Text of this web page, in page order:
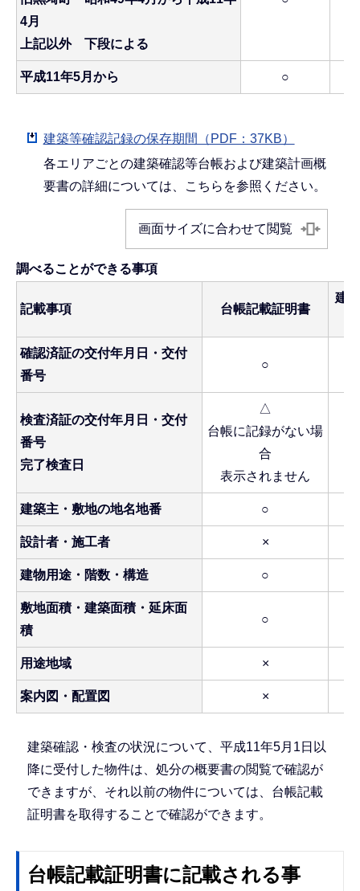
4月
上記以外 下段による
平成11年5月から ○
建築等確認記録の保存期間（PDF：37KB）
各エリアごとの建築確認等台帳および建築計画概
要書の詳細については、こちらを参照ください。
画面サイズに合わせて閲覧
調べることができる事項
記載事項 台帳記載証明書
建
確認済証の交付年月日・交付
番号
○
検査済証の交付年月日・交付
番号
完了検査日
△
台帳に記録がない場
合
表示されません
建築主・敷地の地名地番 ○
設計者・施工者 ×
建物用途・階数・構造 ○
敷地面積・建築面積・延床面
積
○
用途地域 ×
案内図・配置図 ×
建築確認・検査の状況について、平成11年5月1日以
降に受付した物件は、処分の概要書の閲覧で確認が
できますが、それ以前の物件については、台帳記載
証明書を取得することで確認ができます。
台帳記載証明書に記載される事